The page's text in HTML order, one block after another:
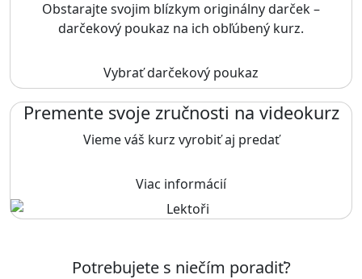
Obstarajte svojim blízkym originálny darček –
darčekový poukaz na ich obľúbený kurz.
Vybrať darčekový poukaz
Premente svoje zručnosti na videokurz
Vieme váš kurz vyrobiť aj predať
Viac informácií
Potrebujete s niečím poradiť?